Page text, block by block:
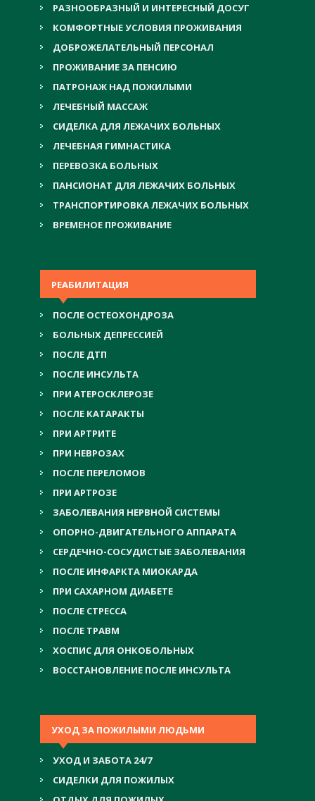
РАЗНООБРАЗНЫЙ И ИНТЕРЕСНЫЙ ДОСУГ
КОМФОРТНЫЕ УСЛОВИЯ ПРОЖИВАНИЯ
ДОБРОЖЕЛАТЕЛЬНЫЙ ПЕРСОНАЛ
ПРОЖИВАНИЕ ЗА ПЕНСИЮ
ПАТРОНАЖ НАД ПОЖИЛЫМИ
ЛЕЧЕБНЫЙ МАССАЖ
СИДЕЛКА ДЛЯ ЛЕЖАЧИХ БОЛЬНЫХ
ЛЕЧЕБНАЯ ГИМНАСТИКА
ПЕРЕВОЗКА БОЛЬНЫХ
ПАНСИОНАТ ДЛЯ ЛЕЖАЧИХ БОЛЬНЫХ
ТРАНСПОРТИРОВКА ЛЕЖАЧИХ БОЛЬНЫХ
ВРЕМЕНОЕ ПРОЖИВАНИЕ
РЕАБИЛИТАЦИЯ
ПОСЛЕ ОСТЕОХОНДРОЗА
БОЛЬНЫХ ДЕПРЕССИЕЙ
ПОСЛЕ ДТП
ПОСЛЕ ИНСУЛЬТА
ПРИ АТЕРОСКЛЕРОЗЕ
ПОСЛЕ КАТАРАКТЫ
ПРИ АРТРИТЕ
ПРИ НЕВРОЗАХ
ПОСЛЕ ПЕРЕЛОМОВ
ПРИ АРТРОЗЕ
ЗАБОЛЕВАНИЯ НЕРВНОЙ СИСТЕМЫ
ОПОРНО-ДВИГАТЕЛЬНОГО АППАРАТА
СЕРДЕЧНО-СОСУДИСТЫЕ ЗАБОЛЕВАНИЯ
ПОСЛЕ ИНФАРКТА МИОКАРДА
ПРИ САХАРНОМ ДИАБЕТЕ
ПОСЛЕ СТРЕССА
ПОСЛЕ ТРАВМ
ХОСПИС ДЛЯ ОНКОБОЛЬНЫХ
ВОССТАНОВЛЕНИЕ ПОСЛЕ ИНСУЛЬТА
УХОД ЗА ПОЖИЛЫМИ ЛЮДЬМИ
УХОД И ЗАБОТА 24/7
СИДЕЛКИ ДЛЯ ПОЖИЛЫХ